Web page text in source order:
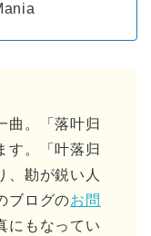
曲。「落叶归
す。「叶落归
、勘が鋭い人
ブログのお問
にもなってい